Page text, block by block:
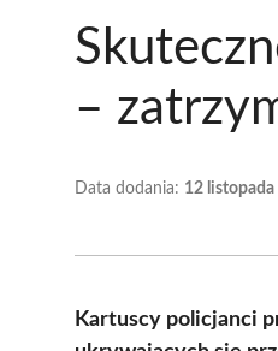
–
Data dodania: 12 listopada
Kartuscy policjanci